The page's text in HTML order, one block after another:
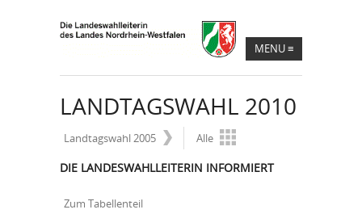
MENU≡
LANDTAGSWAHL 2010
Landtagswahl 2005 Alle
DIE LANDESWAHLLEITERIN INFORMIERT
Zum Tabellenteil